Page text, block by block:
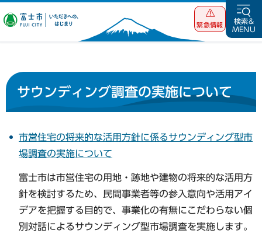
富士市 いただ
緊急情報
検索&
MENU
サウンディング調査の実施について
市営住宅の将来的な活用方針に係るサウンディング型市
場調査の実施について
富士市は市営住宅の用地・跡地や建物の将来的な活用方
針を検討するため、民間事業者等の参入意向や活用アイ
デアを把握する目的で、事業化の有無にこだわらない個
別対話によるサウンディング型市場調査を実施します。